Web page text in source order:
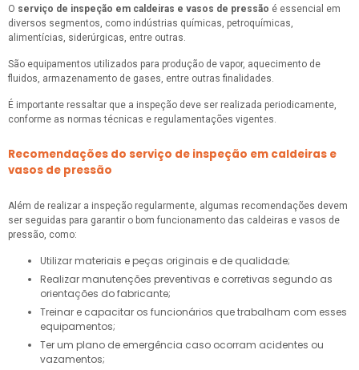
O serviço de inspeção em caldeiras e vasos de pressão é essencial em
diversos segmentos, como indústrias químicas, petroquímicas,
alimentícias, siderúrgicas, entre outras.
São equipamentos utilizados para produção de vapor, aquecimento de
fluidos, armazenamento de gases, entre outras finalidades.
É importante ressaltar que a inspeção deve ser realizada periodicamente,
conforme as normas técnicas e regulamentações vigentes.
Recomendações do serviço de inspeção em caldeiras e
vasos de pressão
Além de realizar a inspeção regularmente, algumas recomendações devem
ser seguidas para garantir o bom funcionamento das caldeiras e vasos de
pressão, como:
Utilizar materiais e peças originais e de qualidade;
Realizar manutenções preventivas e corretivas segundo as
orientações do fabricante;
Treinar e capacitar os funcionários que trabalham com esses
equipamentos;
Ter um plano de emergência caso ocorram acidentes ou
vazamentos;